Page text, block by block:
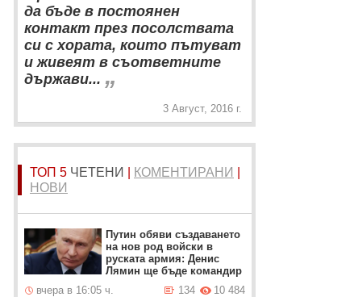
да бъде в постоянен
контакт през посолствата
си с хората, които пътуват
и живеят в съответните
държави... „
3 Август, 2016 г.
ТОП 5 ЧЕТЕНИ КОМЕНТИРАНИ
НОВИ
Путин обяви създаването
на нов род войски в
руската армия: Денис
Лямин ще бъде командир
вчера в 16:05 ч.
10 484
134